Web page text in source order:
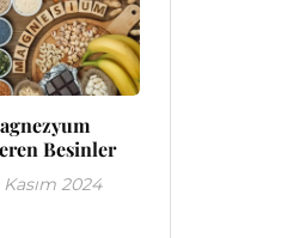
Besinler
Kasım 2024